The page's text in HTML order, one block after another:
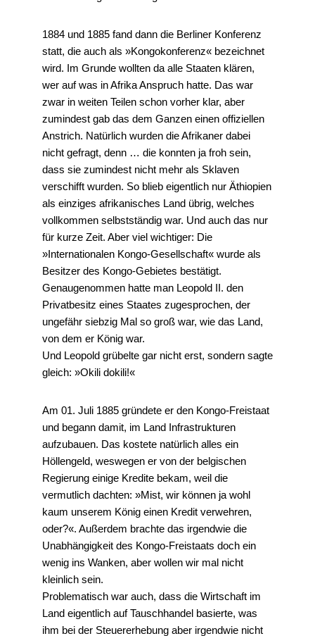
1884 und 1885 fand dann die Berliner Konferenz
statt, die auch als »Kongokonferenz« bezeichnet
wird. Im Grunde wollten da alle Staaten klären,
wer auf was in Afrika Anspruch hatte. Das war
zwar in weiten Teilen schon vorher klar, aber
zumindest gab das dem Ganzen einen offiziellen
Anstrich. Natürlich wurden die Afrikaner dabei
nicht gefragt, denn … die konnten ja froh sein,
dass sie zumindest nicht mehr als Sklaven
verschifft wurden. So blieb eigentlich nur Äthiopien
als einziges afrikanisches Land übrig, welches
vollkommen selbstständig war. Und auch das nur
für kurze Zeit. Aber viel wichtiger: Die
»Internationalen Kongo-Gesellschaft« wurde als
Besitzer des Kongo-Gebietes bestätigt.
Genaugenommen hatte man Leopold II. den
Privatbesitz eines Staates zugesprochen, der
ungefähr siebzig Mal so groß war, wie das Land,
von dem er König war.
Und Leopold grübelte gar nicht erst, sondern sagte
gleich: »Okili dokili!«
Am 01. Juli 1885 gründete er den Kongo-Freistaat
und begann damit, im Land Infrastrukturen
aufzubauen. Das kostete natürlich alles ein
Höllengeld, weswegen er von der belgischen
Regierung einige Kredite bekam, weil die
vermutlich dachten: »Mist, wir können ja wohl
kaum unserem König einen Kredit verwehren,
oder?«. Außerdem brachte das irgendwie die
Unabhängigkeit des Kongo-Freistaats doch ein
wenig ins Wanken, aber wollen wir mal nicht
kleinlich sein.
Problematisch war auch, dass die Wirtschaft im
Land eigentlich auf Tauschhandel basierte, was
ihm bei der Steuererhebung aber irgendwie nicht